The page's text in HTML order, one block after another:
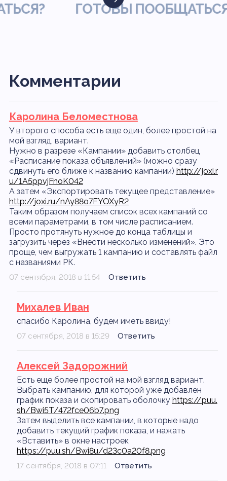
ГОТОВЫ ПООБЩАТЬСЯ?
Комментарии
Каролина Беломестнова
У второго способа есть еще один, более простой на
мой взгляд, вариант.
Нужно в разрезе «Кампании» добавить столбец
«Расписание показа объявлений» (можно сразу
сдвинуть его ближе к названию кампании) http://joxi.r
u/1A5ppvjFnoK042
А затем «Экспортировать текущее представление»
http://joxi.ru/nAy88o7FYOXyR2
Таким образом получаем список всех кампаний со
всеми параметрами, в том числе расписанием.
Просто протянуть нужное до конца таблицы и
загрузить через «Внести несколько изменений». Это
проще, чем выгружать 1 кампанию и составлять файл
с названиями РК.
07 сентября, 2018 в 11:54 Ответить
Михалев Иван
спасибо Каролина, будем иметь ввиду!
07 сентября, 2018 в 15:29 Ответить
Алексей Задорожний
Есть еще более простой на мой взгляд вариант.
Выбрать кампанию, для которой уже добавлен
график показа и скопировать оболочку https://puu.
sh/Bwi5T/472fce06b7.png
Затем выделить все кампании, в которые надо
добавить текущий график показа, и нажать
«Вставить» в окне настроек
https://puu.sh/Bwi8u/d23c0a20f8.png
17 сентября, 2018 в 07:11 Ответить